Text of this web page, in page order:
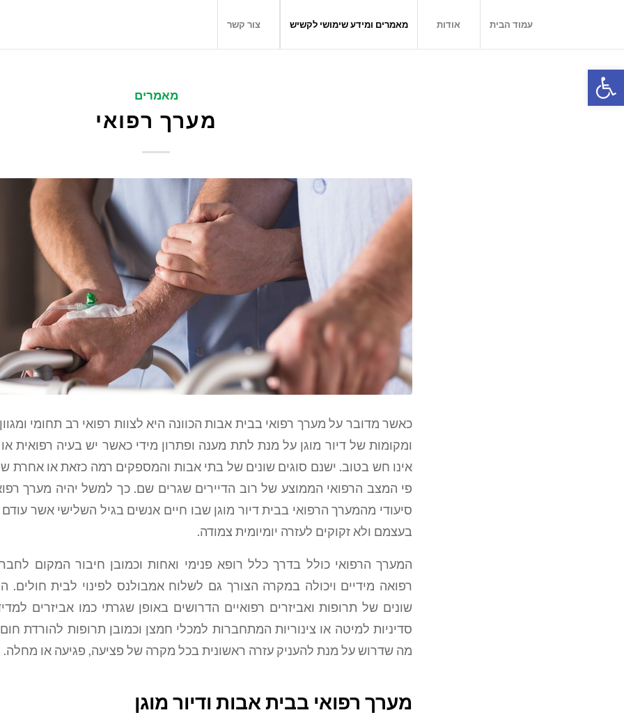
פתח סרגל נגישות
עמוד הבית אודות מאמרים ומידע שימושי לקשיש צור קשר
מאמרים
מערך רפואי
כאשר מדובר על מערך רפואי בבית אבות הכוונה היא לצוות רפואי רב תחומי
ומקומות של דיור מוגן על מנת לתת מענה ופתרון מידי כאשר יש בעיה רפואית
אינו חש בטוב. ישנם סוגים שונים של בתי אבות והמספקים רמה כזאת או אחרת
פי המצב הרפואי הממוצע של רוב הדיירים שגרים שם. כך למשל יהיה מערך
סיעודי מהמערך הרפואי בבית דיור מוגן שבו חיים אנשים בגיל השלישי אשר
בעצמם ולא זקוקים לעזרה יומיומית צמודה.
המערך הרפואי כולל בדרך כלל רופא פנימי ואחות וכמובן חיבור המקום
רפואה מידיים ויכולה במקרה הצורך גם לשלוח אמבולנס לפינוי לבית חולים.
שונים של תרופות ואביזרים רפואיים הדרושים באופן שגרתי כמו אביזרים
סדיניות למיטה או צינוריות המתחברות למכלי חמצן וכמובן תרופות להורדת
מה שדרוש על מנת להעניק עזרה ראשונית בכל מקרה של פציעה, פגיעה או מחלה.
מערך רפואי בבית אבות ודיור מוגן